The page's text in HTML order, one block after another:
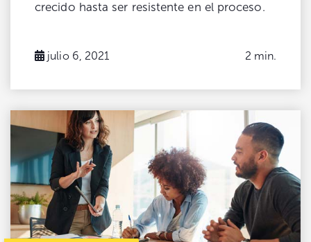
crecido hasta ser resistente en el proceso.
julio 6, 2021 2 min.